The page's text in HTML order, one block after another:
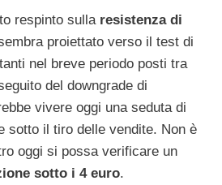
respinto sulla resistenza di
proiettato verso il test di
nel breve periodo posti tra
del downgrade di
vivere oggi una seduta di
sotto il tiro delle vendite. Non è
oggi si possa verificare un
sotto i 4 euro.